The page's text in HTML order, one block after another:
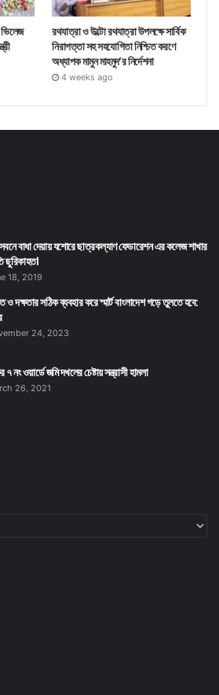
রথযাত্রা ও উল্টো রথযাত্রা উপলক্ষে সার্বিক
নিরাপত্তা সহ সহযোগিতা নিশ্চিত করণে
অধ্যাপক মামুন মাহমুদ’র নির্দেশনা
4 weeks ago
বাধা দেয়ায় যশোরে ছাত্রকল্যাণ ফেডারেশন এর কলেজ শাখার
ছুরিকাহত।
18, 2019
ও দক্ষতার সঠিক ব্যবহার করে স্মার্ট বাংলাদেশ গড়ে তুলতে হবে:
24, 2023
৭ নং ওয়ার্ডে জমি দখলের চেষ্টায় সন্ত্রাসী হামলা
26, 2021